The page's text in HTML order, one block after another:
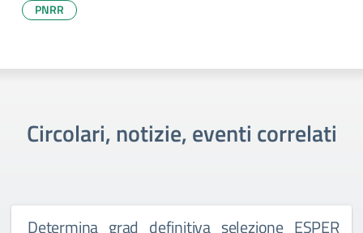
PNRR
Circolari, notizie, eventi correlati
Determina_grad_definitiva_selezione_ESPER